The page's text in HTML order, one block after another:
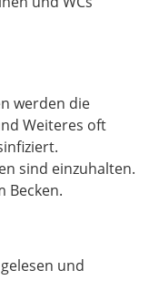
werden die
Weiteres oft
sind einzuhalten.
Becken.​​​​​​​
und